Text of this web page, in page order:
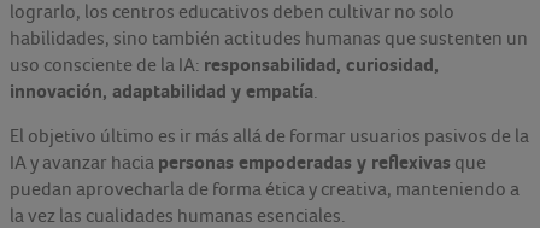
lograrlo, los centros educativos deben cultivar no solo
habilidades, sino también actitudes humanas que sustenten un
uso consciente de la IA: responsabilidad, curiosidad,
innovación, adaptabilidad y empatía.
El objetivo último es ir más allá de formar usuarios pasivos de la
IA y avanzar hacia personas empoderadas y reflexivas que
puedan aprovecharla de forma ética y creativa, manteniendo a
la vez las cualidades humanas esenciales.